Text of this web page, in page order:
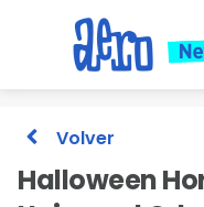
Volver
Halloween